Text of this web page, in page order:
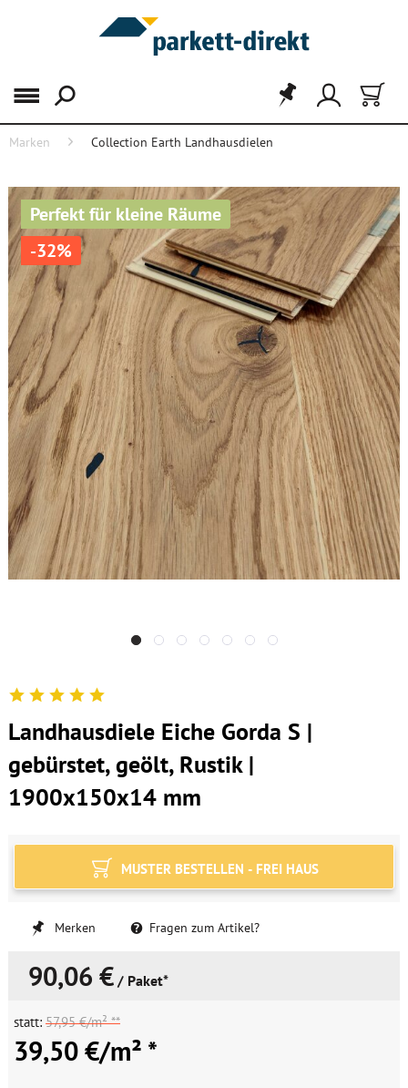
Menü
Marken Collection Earth Landhausdielen
Perfekt für kleine Räume
-32%
Landhausdiele Eiche Gorda S |
gebürstet, geölt, Rustik |
1900x150x14 mm
MUSTER BESTELLEN - FREI HAUS
Merken Fragen zum Artikel?
90,06 € / Paket*
statt: 57,95 €/m² **
39,50 €/m² *